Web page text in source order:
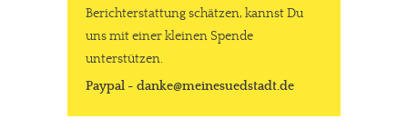
Berichterstattung schätzen, kannst Du
uns mit einer kleinen Spende
unterstützen.
Paypal - danke@meinesuedstadt.de